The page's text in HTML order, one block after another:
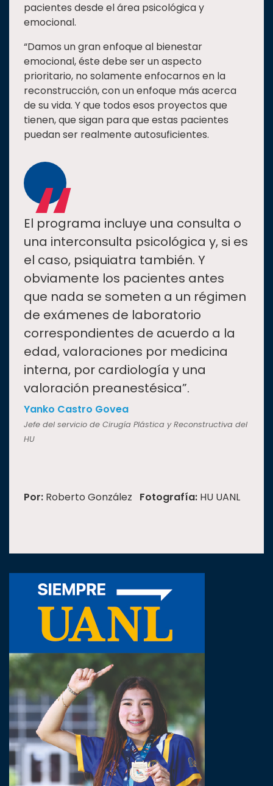
pacientes desde el área psicológica y
emocional.
“Damos un gran enfoque al bienestar
emocional, éste debe ser un aspecto
prioritario, no solamente enfocarnos en la
reconstrucción, con un enfoque más acerca
de su vida. Y que todos esos proyectos que
tienen, que sigan para que estas pacientes
puedan ser realmente autosuficientes.
“
El programa incluye una consulta o
una interconsulta psicológica y, si es
el caso, psiquiatra también. Y
obviamente los pacientes antes
que nada se someten a un régimen
de exámenes de laboratorio
correspondientes de acuerdo a la
edad, valoraciones por medicina
interna, por cardiología y una
valoración preanestésica”.
Yanko Castro Govea
Jefe del servicio de Cirugía Plástica y Reconstructiva del
HU
Por: Roberto González Fotografía: HU UANL